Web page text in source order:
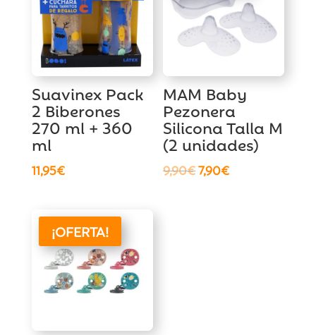
Suavinex Pack
2 Biberones
270 ml + 360
ml
11,95€
MAM Baby
Pezonera
Silicona Talla M
(2 unidades)
9,90€El
7,90€El
¡OFERTA!